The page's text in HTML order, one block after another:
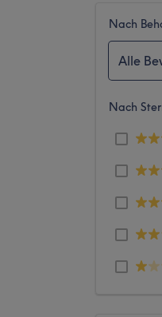
Nach
Alle
Nach